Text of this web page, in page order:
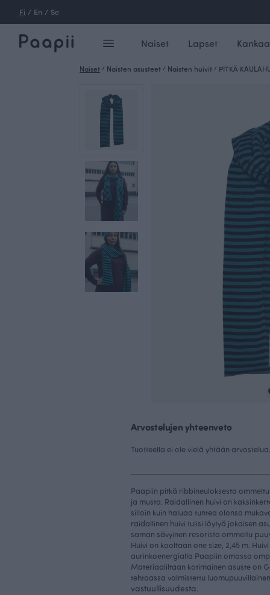
Fi / En / Se
Naiset Lapset
Naiset / Naisten asusteet / Naisten huivit / PITKÄ
Arvostelujen yhteenveto
Tuotteella ei ole vielä yhtään arvostelua.
Paapiin pitkä ribbineuloksesta
ja musta. Raidallinen huivi on
silloin kuin haluaa tuntea olonsa
raidallinen huivi tulisi löytyä jokaisen
saman sävyinen resorista ommeltu
Huivi on kooltaan one size, 2,45 m.
aurinkoenergialla Paapiin omassa
Materiaaliltaan kotimainen asuste on
tehtaassa valmistettu
vastuullisuudesta.